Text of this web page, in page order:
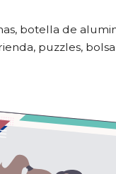
botella de
puzzles,